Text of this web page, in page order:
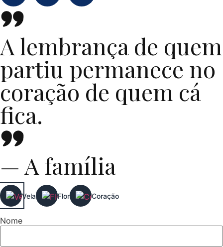
A lembrança de quem
partiu permanece no
coração de quem cá
fica.
— A família
Vela Flor Coração
Nome